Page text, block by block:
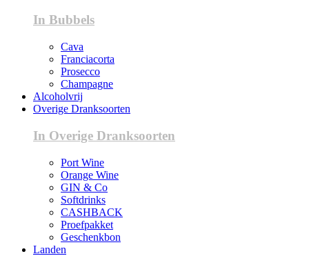
In Bubbels
Cava
Franciacorta
Prosecco
Champagne
Alcoholvrij
Overige Dranksoorten
In Overige Dranksoorten
Port Wine
Orange Wine
GIN & Co
Softdrinks
CASHBACK
Proefpakket
Geschenkbon
Landen